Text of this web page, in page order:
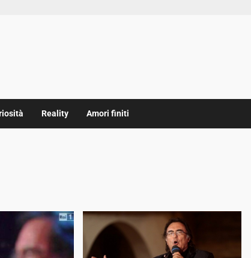
Reality Amori finiti